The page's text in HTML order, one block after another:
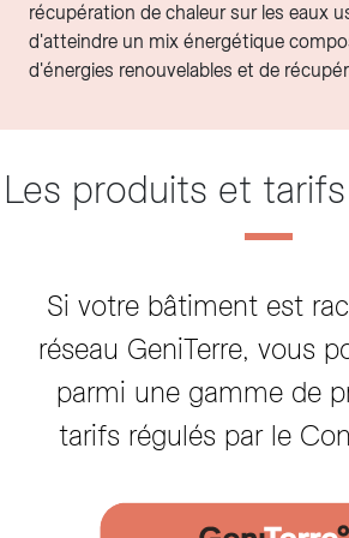
récupération de chaleur sur les eaux
d'atteindre un mix énergétique
d'énergies renouvelables et de
Les produits et tarifs
Si votre bâtiment est
réseau GeniTerre, vous
parmi une gamme de
tarifs régulés par le